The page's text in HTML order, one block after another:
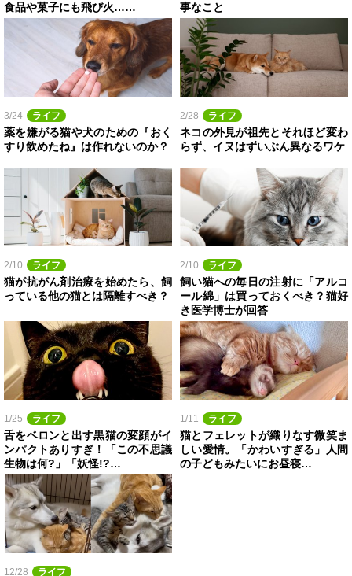
食品や菓子にも飛び火……
事なこと
3/24 ライフ
薬を嫌がる猫や犬のための『おく
すり飲めたね』は作れないのか？
2/28 ライフ
ネコの外見が祖先とそれほど変わ
らず、イヌはずいぶん異なるワケ
2/10 ライフ
猫が抗がん剤治療を始めたら、飼
っている他の猫とは隔離すべき？
2/10 ライフ
飼い猫への毎日の注射に「アルコ
ール綿」は買っておくべき？猫好
き医学博士が回答
1/25 ライフ
舌をベロンと出す黒猫の変顔がイ
ンパクトありすぎ！「この不思議
生物は何?」「妖怪!?…
1/11 ライフ
猫とフェレットが織りなす微笑ま
しい愛情。「かわいすぎる」人間
の子どもみたいにお昼寝…
12/28 ライフ